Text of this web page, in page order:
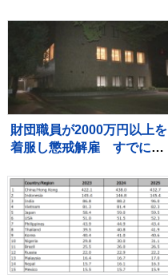
財団職員が2000万円以上を
着服し懲戒解雇 すでに全